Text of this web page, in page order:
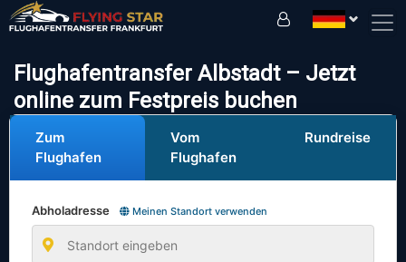
Flughafentransfer Albstadt – Jetzt
online zum Festpreis buchen
Zum
Flughafen
Vom
Flughafen
Rundreise
Abholadresse Meinen Standort verwenden